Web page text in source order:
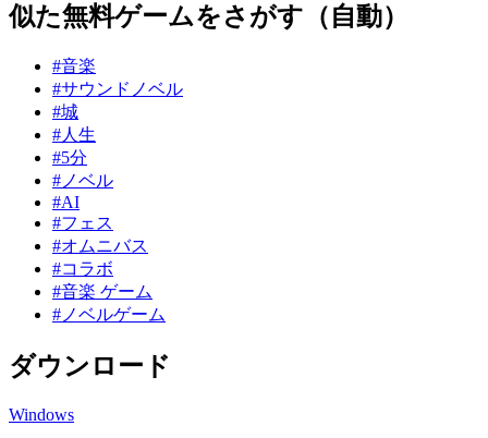
似た無料ゲームをさがす（自動）
#音楽
#サウンドノベル
#城
#人生
#5分
#ノベル
#AI
#フェス
#オムニバス
#コラボ
#音楽 ゲーム
#ノベルゲーム
ダウンロード
Windows